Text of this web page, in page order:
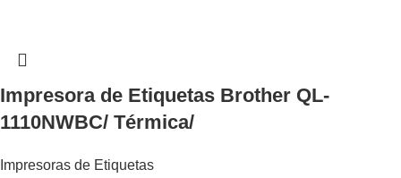
Impresora de Etiquetas Brother QL-
1110NWBC/ Térmica/
Impresoras de Etiquetas